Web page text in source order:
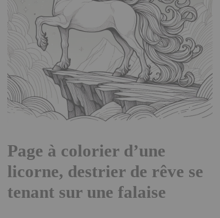
Page à colorier d’une
licorne, destrier de rêve se
tenant sur une falaise